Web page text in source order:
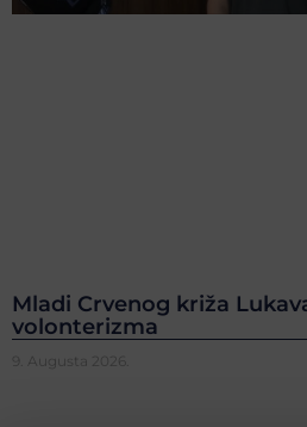
Mladi Crvenog križa
volonterizma
9. Augusta 2026.